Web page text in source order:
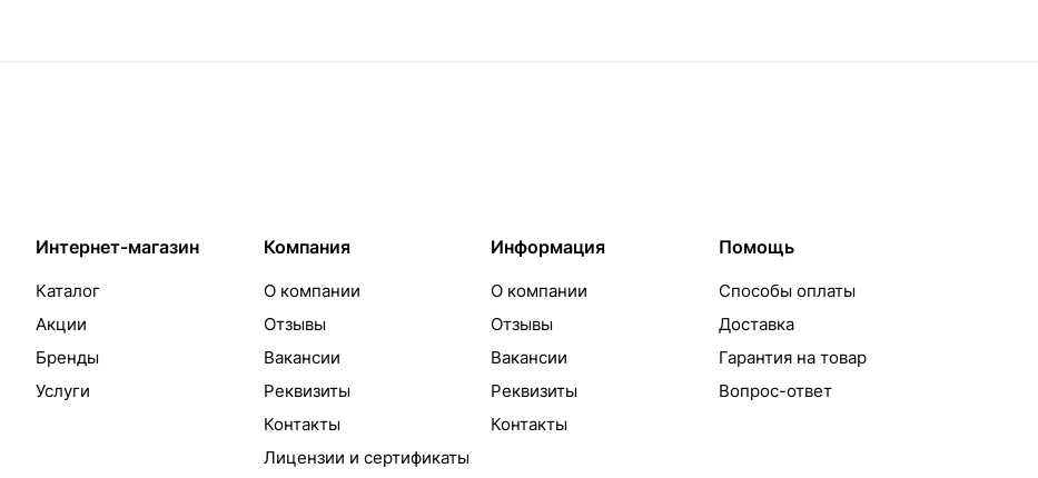
Интернет-магазин
Каталог
Акции
Бренды
Услуги
Компания
О компании
Отзывы
Вакансии
Реквизиты
Контакты
Лицензии и сертификаты
Информация
О компании
Отзывы
Вакансии
Реквизиты
Контакты
Помощь
Способы оплаты
Доставка
Гарантия на товар
Вопрос-ответ